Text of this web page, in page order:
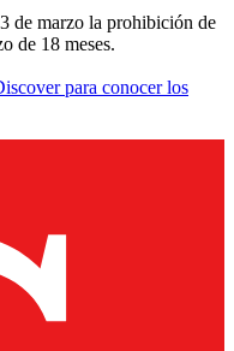
de marzo la prohibición de
de 18 meses.
para conocer los